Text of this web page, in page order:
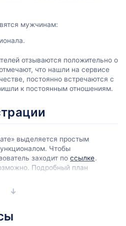
мужчинам:
отзываются положительно о
что нашли на сервисе
постоянно встречаются с
к постоянным отношениям.
выделяется простым
Чтобы
заходит по ссылке.
Подробный план
адрес электронной
сетей.